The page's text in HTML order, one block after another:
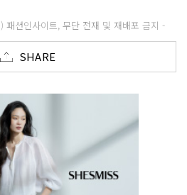
션인사이트, 무단 전재 및 재배포 금지 -
SHARE